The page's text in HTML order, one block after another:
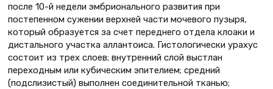
после 10-й недели эмбрионального развития при
постепенном сужении верхней части мочевого пузыря,
который образуется за счет переднего отдела клоаки и
дистального участка аллантоиса. Гистологически урахус
состоит из трех слоев; внутренний слой выстлан
переходным или кубическим эпителием; средний
(подслизистый) выполнен соединительной тканью;